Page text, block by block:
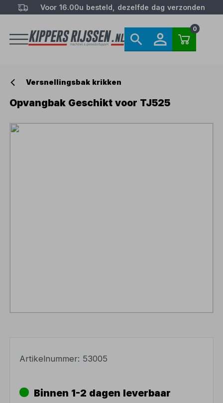
Voor 16.00u besteld, dezelfde dag verzonden
0
Versnellingsbak krikken
Opvangbak Geschikt voor TJ525
Artikelnummer: 53005
Binnen 1-2 dagen leverbaar